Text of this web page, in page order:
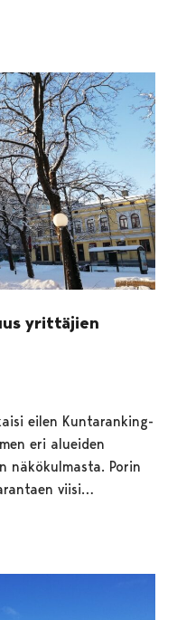
yrittäjien
eilen Kuntaranking-
eri alueiden
näkökulmasta. Porin
viisi…